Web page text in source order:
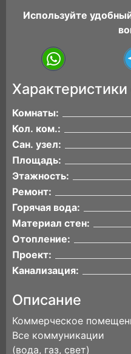
Используйте
Комнаты:
Кол. ком.:
Сан. узел:
Площадь:
Этажность:
Ремонт:
Горячая вода:
Материал стен:
Отопление:
Проект:
Канализация:
Описание
Коммерческое
Все коммуникации
(вода, газ, свет)